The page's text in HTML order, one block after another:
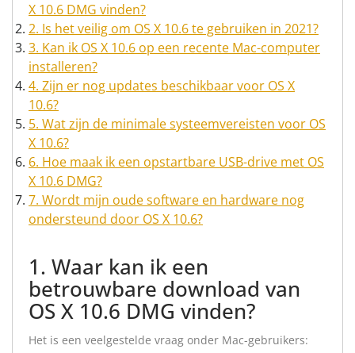
X 10.6 DMG vinden?
2. Is het veilig om OS X 10.6 te gebruiken in 2021?
3. Kan ik OS X 10.6 op een recente Mac-computer
installeren?
4. Zijn er nog updates beschikbaar voor OS X
10.6?
5. Wat zijn de minimale systeemvereisten voor OS
X 10.6?
6. Hoe maak ik een opstartbare USB-drive met OS
X 10.6 DMG?
7. Wordt mijn oude software en hardware nog
ondersteund door OS X 10.6?
1. Waar kan ik een
betrouwbare download van
OS X 10.6 DMG vinden?
Het is een veelgestelde vraag onder Mac-gebruikers: